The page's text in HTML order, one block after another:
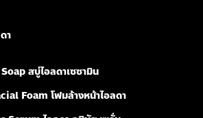
า
สบู่ไอลดาเซซามิน
Foamโฟมล้างหน้าไอลดา